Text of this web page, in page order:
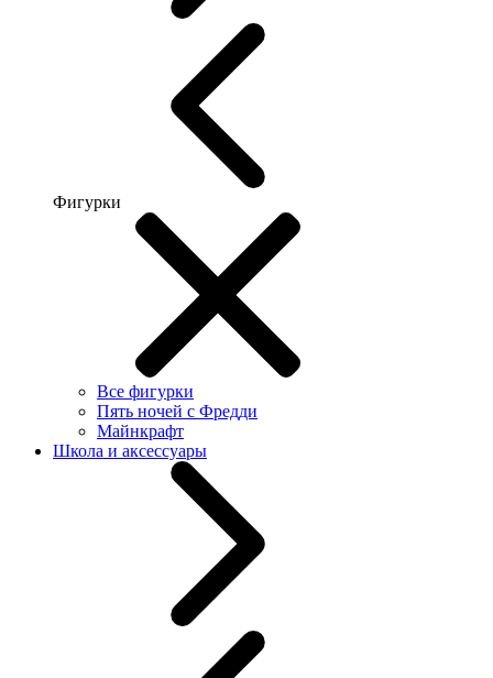
Фигурки
Все фигурки
Пять ночей с Фредди
Майнкрафт
Школа и аксессуары